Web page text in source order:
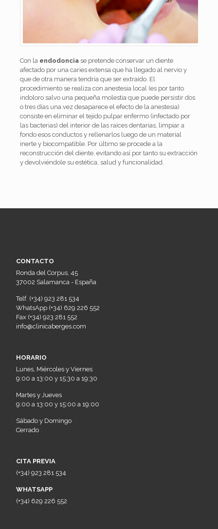
Con la endodonciase pretende conservar un diente
afectado por una caries extensa que ha llegado al nervio y
que de otra manera tendría que ser extraído. El
procedimiento se realiza con anestesia local (es por tanto
indoloro salvo una pequeña molestia que puede persistir dos
o tres días una vez desaparece el efecto de la anestesia)
consiste en eliminar el tejido pulpar enfermo (infectado por
las bacterias) del interior de las raíces dentarias, limpiar a
fondo esos conductos y rellenarlos luego de un material
inerte y biocompatible. Por último se procede a la
reconstrucción del diente, evitando así por tanto su extracción
y devolviéndole su estética, salud y funcionalidad.
CONTACTO
Ronda del Corpus, 45
37002 Salamanca - España
Telf. (+34) 923 281 534
WhatsApp (+34) 629 226 552
Fax (+34) 923 281 552
info@clinicaberges.com
HORARIO
Lunes, Miércoles y Viernes
9:00 a 13:00 y 15:30 a 19:30
Martes y Jueves
9:00 a 13:00 y 15:00 a 19:00
Sábado y Domingo
Cerrado
CITA PREVIA
(+34) 923 281 534
WHATSAPP
(+34) 629 226 552